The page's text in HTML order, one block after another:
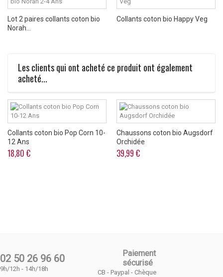
Lot 2 paires collants coton bio
Norah...
Collants coton bio Happy Veg
Les clients qui ont acheté ce produit ont également
acheté...
Collants coton bio Pop Corn 10-
12 Ans
18,80 €
Chaussons coton bio Augsdorf
Orchidée
39,99 €
02 50 26 96 60
9h/12h - 14h/18h
Paiement
sécurisé
CB - Paypal - Chèque